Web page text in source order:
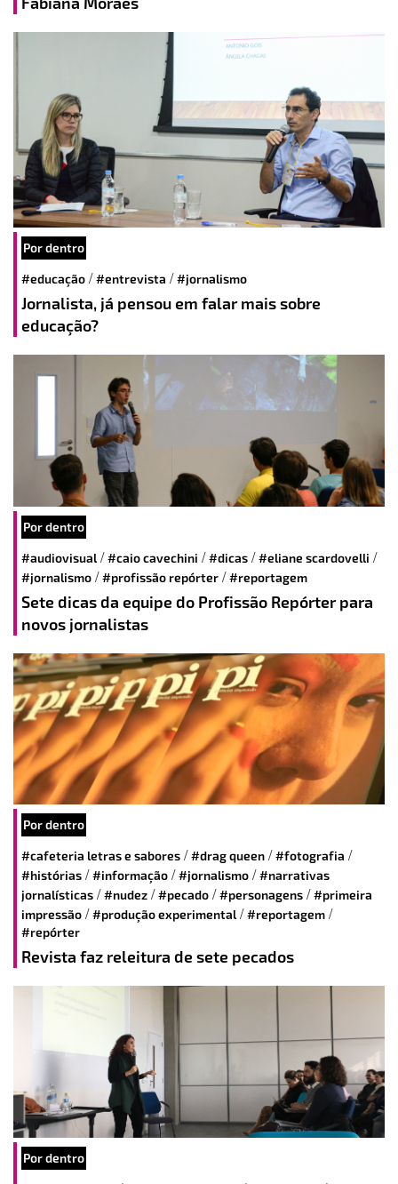
Por dentro
#educação /#entrevista /#jornalismo
Jornalista, já pensou em falar mais sobre
educação?
Por dentro
#audiovisual /#caio cavechini /#dicas /#eliane scardovelli /
#jornalismo /#profissão repórter /#reportagem
Sete dicas da equipe do Profissão Repórter para
novos jornalistas
Por dentro
#cafeteria letras e sabores /#drag queen /#fotografia /
#histórias /#informação /#jornalismo /#narrativas
jornalísticas /#nudez /#pecado /#personagens /#primeira
impressão /#produção experimental/#reportagem /
#repórter
Revista faz releitura de sete pecados
Por dentro